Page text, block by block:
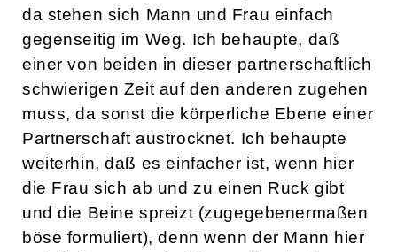
da stehen sich Mann und Frau einfach
gegenseitig im Weg. Ich behaupte, daß
einer von beiden in dieser partnerschaftlich
schwierigen Zeit auf den anderen zugehen
muss, da sonst die körperliche Ebene einer
Partnerschaft austrocknet. Ich behaupte
weiterhin, daß es einfacher ist, wenn hier
die Frau sich ab und zu einen Ruck gibt
und die Beine spreizt (zugegebenermaßen
böse formuliert), denn wenn der Mann hier